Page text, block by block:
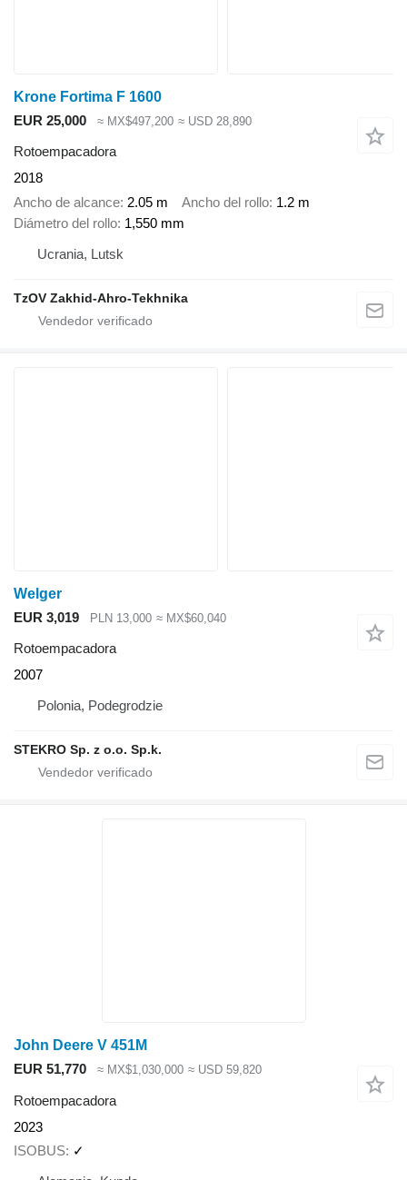
Krone Fortima F 1600
EUR 25,000
≈ MX$497,200 ≈ USD 28,890
Rotoempacadora
2018
Ancho de alcance 2.05 m Ancho del rollo 1.2 m
Diámetro del rollo 1,550 mm
Ucrania, Lutsk
TzOV Zakhid-Ahro-Tekhnika
Welger
EUR 3,019
PLN 13,000 ≈ MX$60,040
Rotoempacadora
2007
Polonia, Podegrodzie
STEKRO Sp. z o.o. Sp.k.
John Deere V 451M
EUR 51,770
≈ MX$1,030,000 ≈ USD 59,820
Rotoempacadora
2023
ISOBUS ✓